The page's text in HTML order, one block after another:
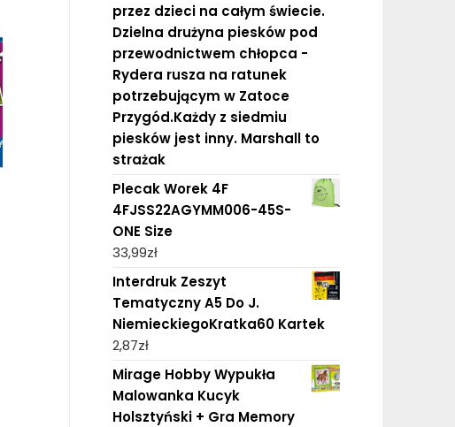
przez dzieci na całym świecie.
Dzielna drużyna piesków pod
przewodnictwem chłopca -
Rydera rusza na ratunek
potrzebującym w Zatoce
Przygód.Każdy z siedmiu
piesków jest inny. Marshall to
strażak
Plecak Worek 4F
4FJSS22AGYMM006-45S-
ONE Size
33,99zł
Interdruk Zeszyt
Tematyczny A5 Do J.
NiemieckiegoKratka60 Kartek
2,87zł
Mirage Hobby Wypukła
Malowanka Kucyk
Holsztyński + Gra Memory